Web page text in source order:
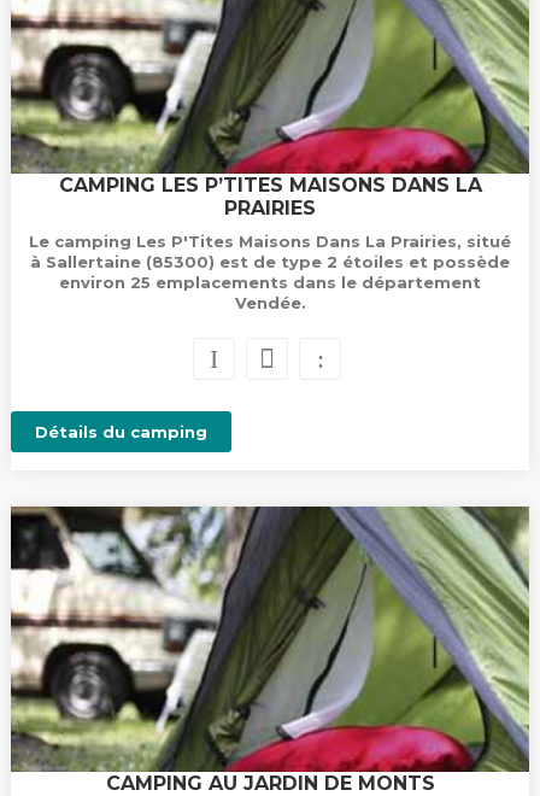
CAMPING LES P’TITES MAISONS DANS LA
PRAIRIES
Le camping Les P'Tites Maisons Dans La Prairies, situé
à Sallertaine (85300) est de type 2 étoiles et possède
environ 25 emplacements dans le département
Vendée.
Détails du camping
CAMPING AU JARDIN DE MONTS